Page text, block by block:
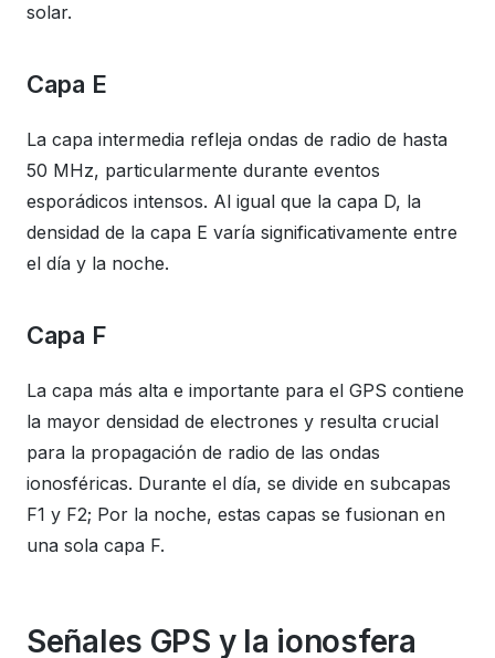
solar.
Capa E
La capa intermedia refleja ondas de radio de hasta
50 MHz, particularmente durante eventos
esporádicos intensos. Al igual que la capa D, la
densidad de la capa E varía significativamente entre
el día y la noche.
Capa F
La capa más alta e importante para el GPS contiene
la mayor densidad de electrones y resulta crucial
para la propagación de radio de las ondas
ionosféricas. Durante el día, se divide en subcapas
F1 y F2; Por la noche, estas capas se fusionan en
una sola capa F.
Señales GPS y la ionosfera